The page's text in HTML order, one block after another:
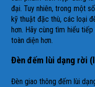
đại. Tuy nhiên, trong một
kỹ thuật đặc thù, các loại
hơn. Hãy cùng tìm hiểu
toàn diện hơn.
Đèn đếm lùi dạng rời
Đèn giao thông đếm lùi